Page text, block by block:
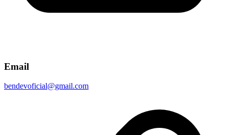
Email
bendevoficial@gmail.com